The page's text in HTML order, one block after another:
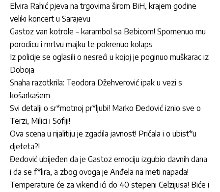
Elvira Rahić pjeva na trgovima širom BiH, krajem godine
veliki koncert u Sarajevu
Gastoz van kotrole – karambol sa Bebicom! Spomenuo mu
porodicu i mrtvu majku te pokrenuo kolaps
Iz policije se oglasili o nesreći u kojoj je poginuo muškarac iz
Doboja
Snaha razotkrila: Teodora Džehverović ipak u vezi s
košarkašem
Svi detalji o sr*motnoj pr*ljubi! Marko Đedović iznio sve o
Terzi, Milici i Sofiji!
Ova scena u rijalitiju je zgadila javnost! Pričala i o ubist*u
djeteta?!
Đedović ubijeđen da je Gastoz emociju izgubio davnih dana
i da se f*lira, a zbog ovoga je Anđela na meti napada!
Temperature će za vikend ići do 40 stepeni Celzijusa! Biće i